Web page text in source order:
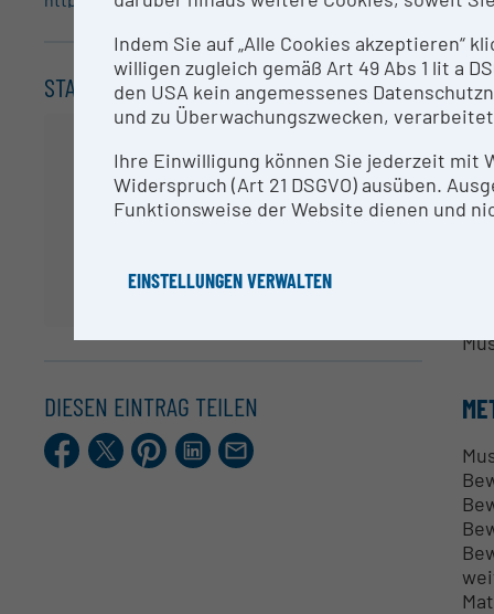
STANDORT
DIESEN EINTRAG TEILEN
Facebook
X.comPinterestLinkedIn
E-
Mail
Indem Sie auf „Alle Cookies akzeptieren“
willigen zugleich gemäß Art 49 Abs 1 lit a
den USA kein angemessenes
und zu Überwachungszwecken,
Ihre Einwilligung können Sie jederzeit mit
Widerspruch (Art 21 DSGVO) ausüben.
Funktionsweise der Website dienen und
EINSTELLUNGEN VERWALTEN